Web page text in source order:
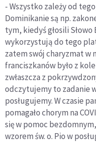
- Wszystko zależy od
Dominikanie są np.
tym, kiedyś głosili
wykorzystują do tego
zatem swój charyzmat w
franciszkanów było z
zwłaszcza z
odczytujemy to zadanie
posługujemy. W czasie
pomagało chorym na
się w pomoc
wzorem św. o. Pio w